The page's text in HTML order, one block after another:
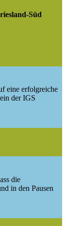
Süd
eine erfolgreiche
der IGS
die
in den Pausen